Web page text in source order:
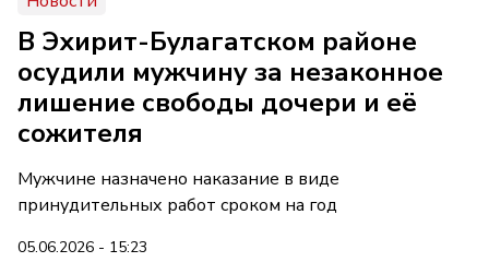
В Эхирит-Булагатском районе
осудили мужчину за незаконное
лишение свободы дочери и её
сожителя
Мужчине назначено наказание в виде
принудительных работ сроком на год
05.06.2026 - 15:23